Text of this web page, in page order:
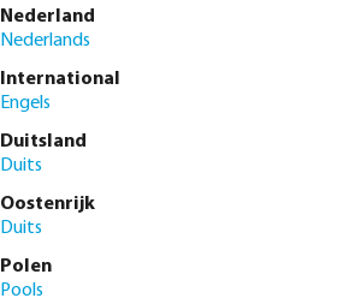
waaronder duurzame en financiële
70% van het zoetwater gebruikt
Door water te besparen en het
beheren, neemt regenwateropvang
waterbronnen. Dit is vooral van
Nederland
Nederlands
International
Engels
Duitsland
Duits
Oostenrijk
Duits
Polen
Pools